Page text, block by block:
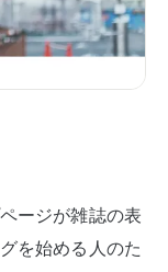
ージが雑誌の表
を始める人のた